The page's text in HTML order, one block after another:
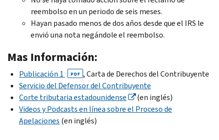
reembolso en un periodo de seis meses.
Hayan pasado menos de dos años desde que el IRS le
envió una nota negándole el reembolso.
Mas Información:
Publicación 1 PDF , Carta de Derechos del Contribuyente
Servicio del Defensor del Contribuyente
Corte tributaria estadounidense
(en inglés)
Videos y Podcasts en línea sobre el Proceso de
Apelaciones (en inglés)